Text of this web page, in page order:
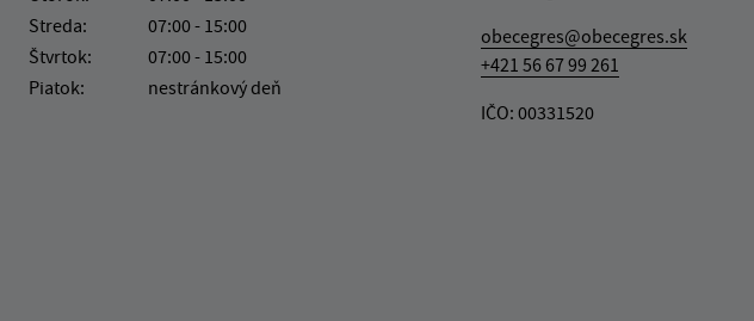
Streda:
07:00 - 15:00
Štvrtok:
07:00 - 15:00
Piatok:
nestránkový deň
obecegres@obecegres.sk
+421 56 67 99 261
IČO: 00331520